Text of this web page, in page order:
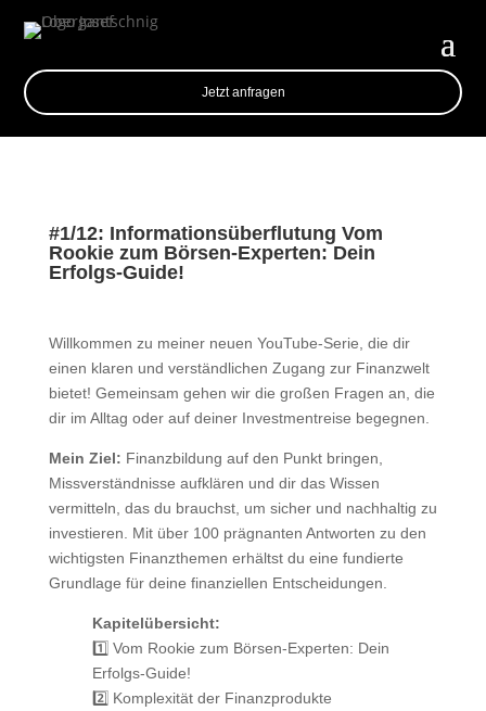
Jetzt anfragen
#1/12: Informationsüberflutung Vom
Rookie zum Börsen-Experten: Dein
Erfolgs-Guide!
Willkommen zu meiner neuen YouTube-Serie, die dir
einen klaren und verständlichen Zugang zur Finanzwelt
bietet! Gemeinsam gehen wir die großen Fragen an, die
dir im Alltag oder auf deiner Investmentreise begegnen.
Mein Ziel: Finanzbildung auf den Punkt bringen,
Missverständnisse aufklären und dir das Wissen
vermitteln, das du brauchst, um sicher und nachhaltig zu
investieren. Mit über 100 prägnanten Antworten zu den
wichtigsten Finanzthemen erhältst du eine fundierte
Grundlage für deine finanziellen Entscheidungen.
Kapitelübersicht:
1️⃣ Vom Rookie zum Börsen-Experten: Dein
Erfolgs-Guide!
2️⃣ Komplexität der Finanzprodukte